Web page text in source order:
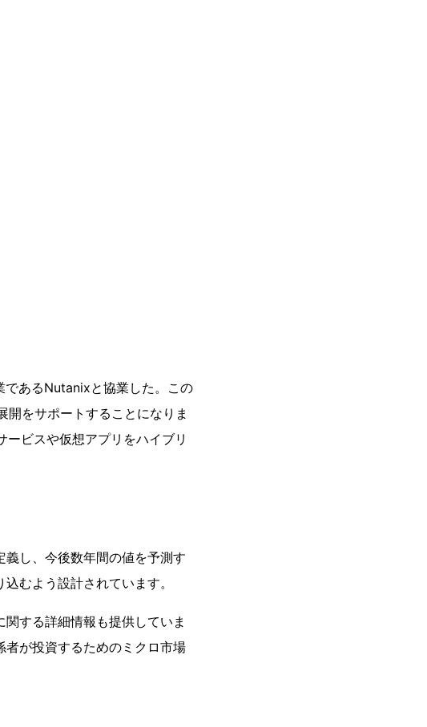
であるNutanixと協業した。この
をサポートすることになりま
ビスや仮想アプリをハイブリ
し、今後数年間の値を予測す
むよう設計されています。
する詳細情報も提供していま
が投資するためのミクロ市場